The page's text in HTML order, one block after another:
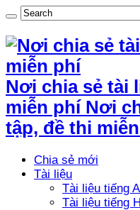
Nơi chia sẻ tài
miễn phí Nơi
tập, đề thi
Chia sẻ mới
Tài liệu
Tài liệu tiếng
Tài liệu tiếng